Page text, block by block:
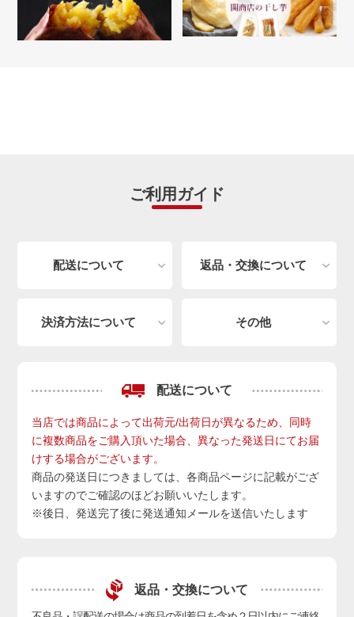
ご利用ガイド
配送について 返品・交換について
決済方法について その他
配送について
当店では商品によって出荷元/出荷日が異なるため、同時
に複数商品をご購入頂いた場合、異なった発送日にてお届
けする場合がございます。
商品の発送日につきましては、各商品ページに記載がござ
いますのでご確認のほどお願いいたします。
※後日、発送完了後に発送通知メールを送信いたします
返品・交換について